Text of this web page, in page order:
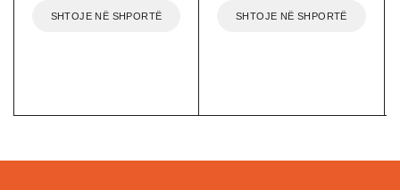
SHTOJE NË SHPORTË SHTOJE NË SHPORTË